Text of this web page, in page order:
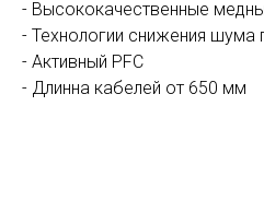
- Высококачественные
- Технологии снижения шума
- Активный PFC
- Длинна кабелей от 650 мм